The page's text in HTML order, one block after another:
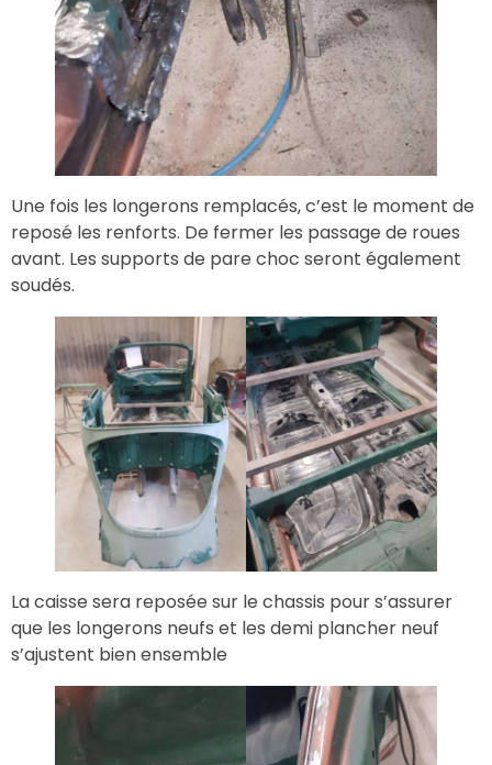
Une fois les longerons remplacés, c’est le moment de
reposé les renforts. De fermer les passage de roues
avant. Les supports de pare choc seront également
soudés.
La caisse sera reposée sur le chassis pour s’assurer
que les longerons neufs et les demi plancher neuf
s’ajustent bien ensemble